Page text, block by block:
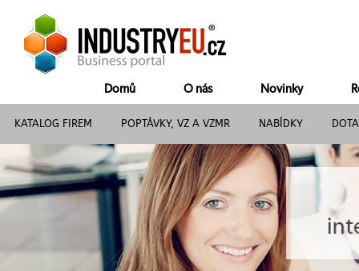
Domů O nás Novinky
KATALOG FIREM POPTÁVKY, VZ A VZMR NABÍDKY